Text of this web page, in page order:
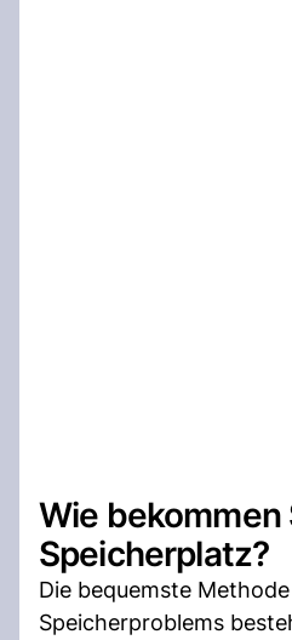
Wie bekommen
Speicherplatz?
Die bequemste
Speicherproblems